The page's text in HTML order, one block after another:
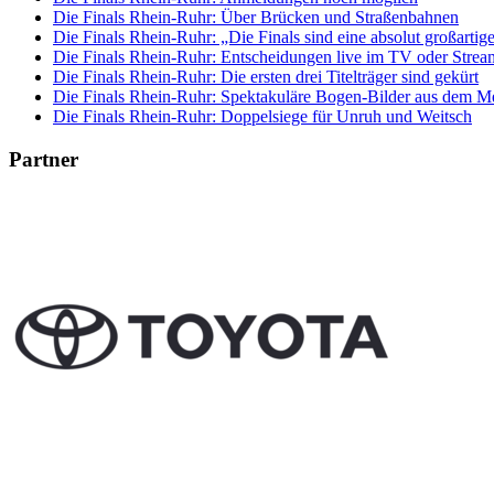
Die Finals Rhein-Ruhr: Über Brücken und Straßenbahnen
Die Finals Rhein-Ruhr: „Die Finals sind eine absolut
Die Finals Rhein-Ruhr: Entscheidungen live im TV oder
Die Finals Rhein-Ruhr: Die ersten drei Titelträger sind gekürt
Die Finals Rhein-Ruhr: Spektakuläre Bogen-Bilder aus dem
Die Finals Rhein-Ruhr: Doppelsiege für Unruh und Weitsch
Partner